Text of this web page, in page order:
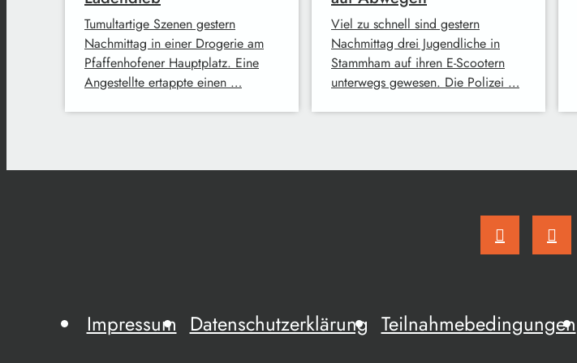
Tumultartige Szenen gestern
Nachmittag in einer Drogerie am
Pfaffenhofener Hauptplatz. Eine
Angestellte ertappte einen …
Viel zu schnell sind gestern
Nachmittag drei Jugendliche in
Stammham auf ihren E-Scootern
unterwegs gewesen. Die Polizei …
Impressum Datenschutzerklärung Teilnahmebedingungen